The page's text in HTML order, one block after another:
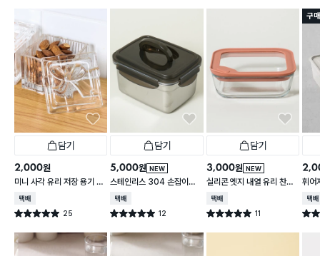
담기
2,000원
미니 사각 유리 저장 용기 13
0 ml
택배배송
별점 5.0점 25
건 작성
담기
NEW
5,000원
스테인리스 304 손잡이형
대용량 찬통 2.2 L
택배배송
별점 5.0점 12
건 작성
담기
NEW
3,000원
실리콘 엣지 내열 유리 찬통
550 ml
택배배송
별점 5.0점 11
건 작성
구
휘어
2 L
택배
별점